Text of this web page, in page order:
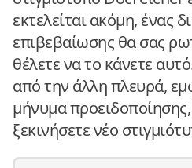
εκτελείται ακόμη, ένας
επιβεβαίωσης θα σας
θέλετε να το κάνετε
από την άλλη πλευρά,
μήνυμα
ξεκινήσετε νέο